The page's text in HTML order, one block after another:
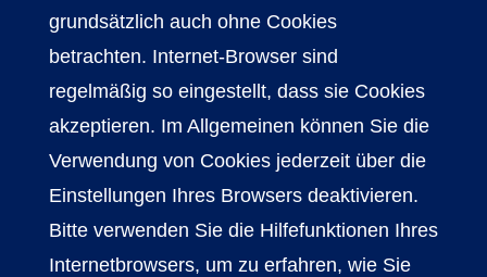
grundsätzlich auch ohne Cookies
betrachten. Internet-Browser sind
regelmäßig so eingestellt, dass sie Cookies
akzeptieren. Im Allgemeinen können Sie die
Verwendung von Cookies jederzeit über die
Einstellungen Ihres Browsers deaktivieren.
Bitte verwenden Sie die Hilfefunktionen Ihres
Internetbrowsers, um zu erfahren, wie Sie